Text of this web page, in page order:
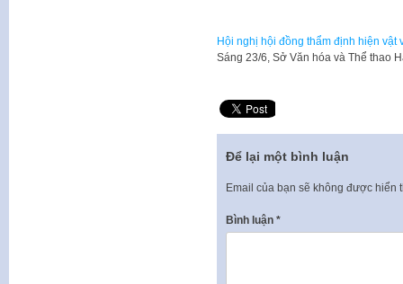
Hội nghị hội đồng thẩm định hiện vật
Sáng 23/6, Sở Văn hóa và Thể thao
Để lại một bình luận
Email của bạn sẽ không được hiển
Bình luận *